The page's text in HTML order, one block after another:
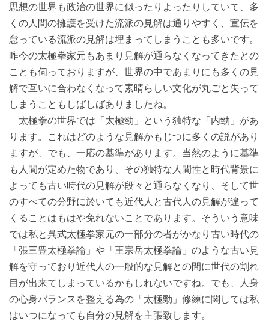
思想の世界も政治の世界に似ったりよったりしていて、多
くの人間の擁護を受けた流派の見解は通りやすく、宣伝を
怠っている流派の見解は埋まってしまうことも多いです。
昨今の太極拳家元もあまり見解が通らなくなってきたとの
ことも伺っておりますが、世界の中であまりにも多くの見
解で互いに合わなくなって素晴らしい文化が丸ごと失って
しまうこともしばしばありましたね。
太極拳の世界では「太極勁」という独特な「内勁」があ
ります。これはどのような見解かもじつに多くの説があり
ますが、でも、一応の基準があります。当然のように基準
も人間が定めた物であり、その独特な人間性と時代背景に
よっても古い時代の見解が段々と通らなくなり、そして世
のすべての分野に於いても近代人と古代人の見解が違って
くることはもはや免れないことであります。そういう意味
では私と呉式太極拳家元の一部分の者がかなり古い時代の
「張三豊太極拳論」や「王宗岳太極拳論」のような古い見
解を守っており近代人の一般的な見解との間に世代の割れ
目が出来てしまっているかもしれないですね。でも、人身
の心身バランスを整える為の「太極勁」修練に関しては私
はいつになっても自分の見解を主張致します。